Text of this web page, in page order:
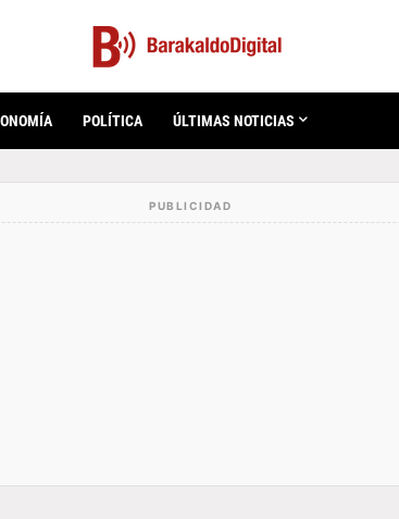
POLÍTICA ÚLTIMAS NOTICIAS